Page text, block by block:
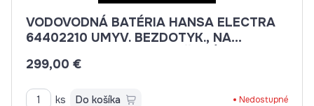
VODOVODNÁ BATÉRIA HANSA ELECTRA
64402210 UMYV. BEZDOTYK., NA
299,00 €
ks Do košíka Nedostupné